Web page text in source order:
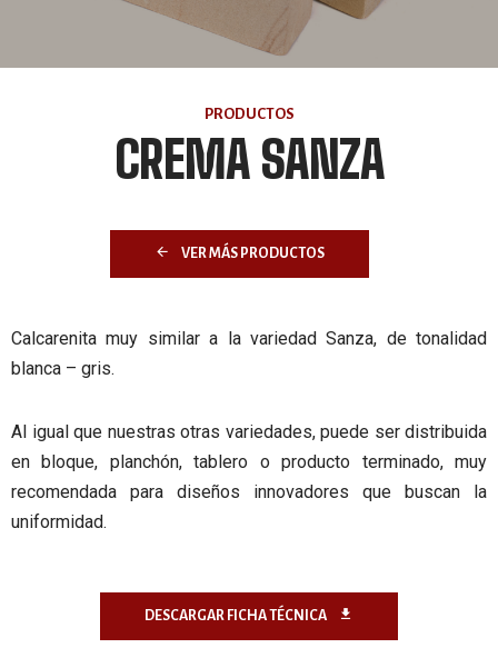
PRODUCTOS
CREMA SANZA
VER MÁS PRODUCTOS
Calcarenita muy similar a la variedad Sanza, de tonalidad
blanca – gris.
Al igual que nuestras otras variedades, puede ser distribuida
en bloque, planchón, tablero o producto terminado, muy
recomendada para diseños innovadores que buscan la
uniformidad.
DESCARGAR FICHA TÉCNICA